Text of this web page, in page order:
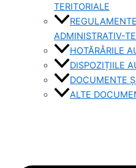
TERITORIALE
ADMINISTRATIV-
HOTĂRÂRILE
DISPOZIȚIILE
DOCUMENTE
ALTE